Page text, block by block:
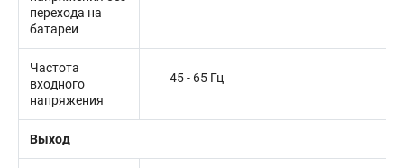
перехода на
батареи
Частота
входного
напряжения
45 - 65 Гц
Выход